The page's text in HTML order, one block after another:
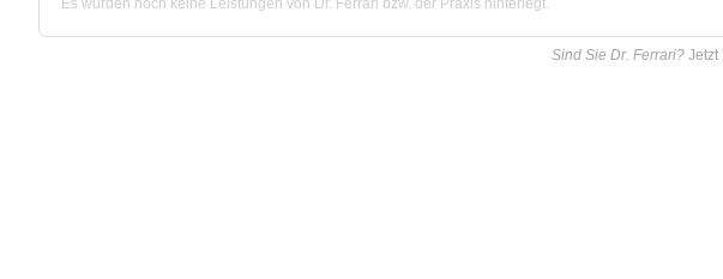
Es wurden noch keine Leistungen von Dr. Ferrari bzw. der Praxis hinterlegt.
Sind Sie Dr. Ferrari? Jetzt